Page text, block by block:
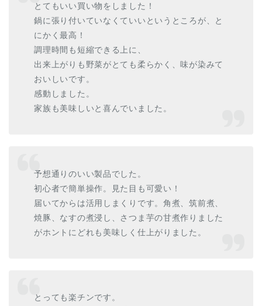
とてもいい買い物をしました！
鍋に張り付いていなくていいというところが、と
にかく最高！
調理時間も短縮できる上に、
出来上がりも野菜がとても柔らかく、味が染みて
おいしいです。
感動しました。
家族も美味しいと喜んでいました。
予想通りのいい製品でした。
初心者で簡単操作。見た目も可愛い！
届いてからは活用しまくりです。角煮、筑前煮、
焼豚、なすの煮浸し、さつま芋の甘煮作りました
がホントにどれも美味しく仕上がりました。
とっても楽チンです。